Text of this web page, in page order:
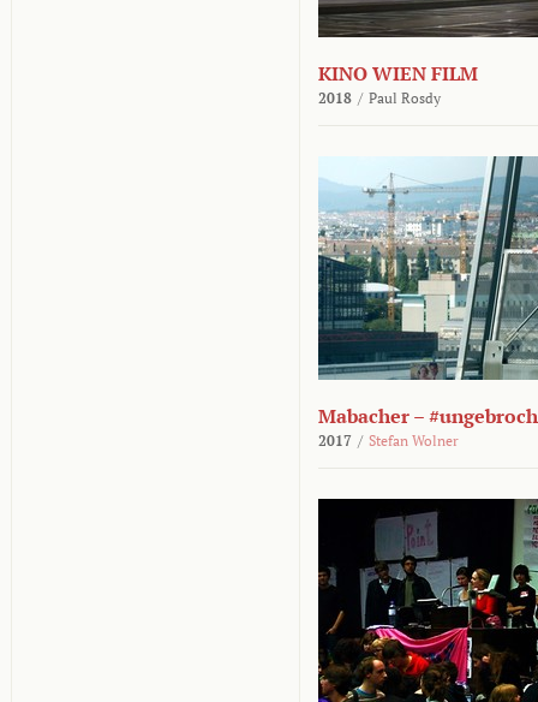
KINO WIEN FILM
2018 / Paul Rosdy
Mabacher –
2017 / Stefan Wolner